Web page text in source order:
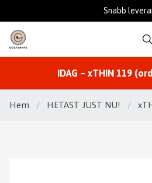
Snabb
IDAG – xTHIN 119
Hem / HETAST JUST NU! /